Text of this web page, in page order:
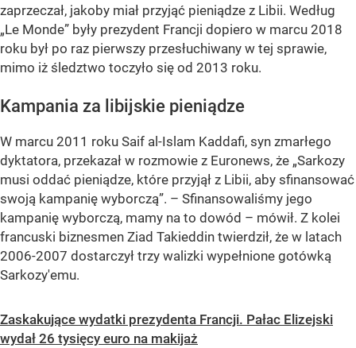
zaprzeczał, jakoby miał przyjąć pieniądze z Libii. Według
„Le Monde” były prezydent Francji dopiero w marcu 2018
roku był po raz pierwszy przesłuchiwany w tej sprawie,
mimo iż śledztwo toczyło się od 2013 roku.
Kampania za libijskie pieniądze
W marcu 2011 roku Saif al-Islam Kaddafi, syn zmarłego
dyktatora, przekazał w rozmowie z Euronews, że „Sarkozy
musi oddać pieniądze, które przyjął z Libii, aby sfinansować
swoją kampanię wyborczą”. – Sfinansowaliśmy jego
kampanię wyborczą, mamy na to dowód – mówił. Z kolei
francuski biznesmen Ziad Takieddin twierdził, że w latach
2006-2007 dostarczył trzy walizki wypełnione gotówką
Sarkozy'emu.
Zaskakujące wydatki prezydenta Francji. Pałac Elizejski
wydał 26 tysięcy euro na makijaż